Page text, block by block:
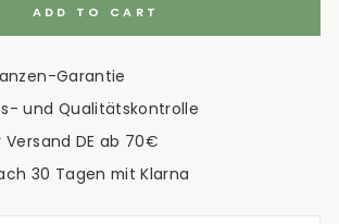
ADD TO CART
Garantie
und Qualitätskontrolle
Versand DE ab 70€
30 Tagen mit Klarna